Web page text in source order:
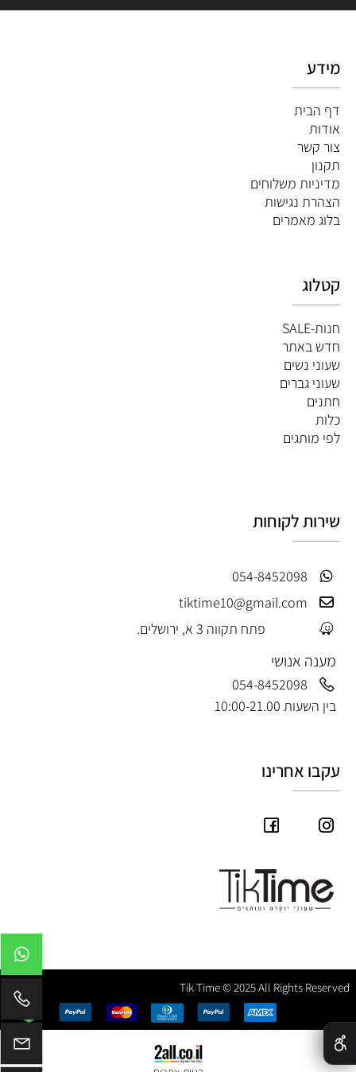
מידע
דף הבית
אודות
צור קשר
תקנון
מדיניות משלוחים
הצהרת נגישות
בלוג מאמרים
קטלוג
חנות-SALE
חדש באתר
שעוני נשים
שעוני גברים
חתנים
כלות
לפי מותגים
שירות לקוחות
054-8452098
tiktime10@gmail.com
פתח תקווה 3 א, ירושלים.
מענה אנושי
054-8452098
בין השעות 10:00-21.00
עקבו אחרינו
Tik Time © 2025 All Rights Reserved